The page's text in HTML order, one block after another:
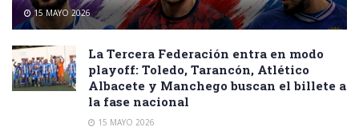
15 MAYO 2026
La Tercera Federación entra en modo
playoff: Toledo, Tarancón, Atlético
Albacete y Manchego buscan el billete a
la fase nacional
15 MAYO 2026